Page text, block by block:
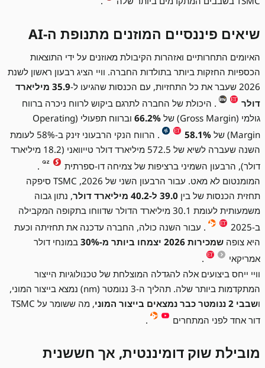
שיאים פיננסיים המוזנים מתנופת ה-AI
האיומים התחרותיים ואזהרות הקיבולת מאוזנים על ידי התוצאות
הכספיות החזקות ביותר בתולדות החברה. וויי הציג רבעון ראשון לשנת
2026 שעבר את כל התחזיות, עם הכנסות שהגיעו ל-
35.9 מיליארד
דולר
. היכולת של החברה לתרגם ביקוש לרווח ניכרה ברווח
גולמי (Gross Margin) של
66.2%
וברווח תפעולי (Operating
Margin) של
58.1%
. הרווח הנקי הרבעוני זינק ב-58% לעומת
השנה שעברה לשיא של 572.5 מיליארד דולר טייוואני (18.2 מיליארד
דולר), הרבעון השמיני ברציפות של צמיחה דו-ספרתית
.
המומנטום לא מאט. עבור הרבעון השני של 2026, TSMC סיפקה
תחזית הכנסות של בין 39.0 ל-40.2 מיליארד דולר
, נתון גבוה
משמעותית לעומת 30.1 מיליארד הדולר שדווחו בתקופה המקבילה
ב-2025
. עבור השנה כולה, החברה עדכנה את תחזיתה וכעת
היא צופה שמכירות 2026 יצמחו ביותר מ-30%
במונחי דולר
אמריקאי
.
וויי ייחס ביצועים אלה להגדלה המוצלחת של טכנולוגיות הייצור
המתקדמות ביותר שלה. תהליך ה-3 ננומטר (nm) נמצא בייצור המוני,
ושבבי 2 ננומטר כבר נמצאים בייצור המוני
, מה ששומר על TSMC
דור אחד לפני המתחרים
.
מובילת שוק דומיננטית, אך חששנית